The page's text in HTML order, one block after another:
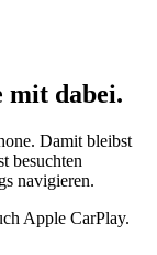
mit dabei.
Damit bleibst
besuchten
navigieren.
Apple CarPlay.